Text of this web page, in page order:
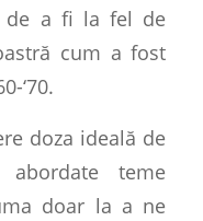
de a fi la fel de
cum a fost
‘70.
doza ideală de
teme
doar la a ne